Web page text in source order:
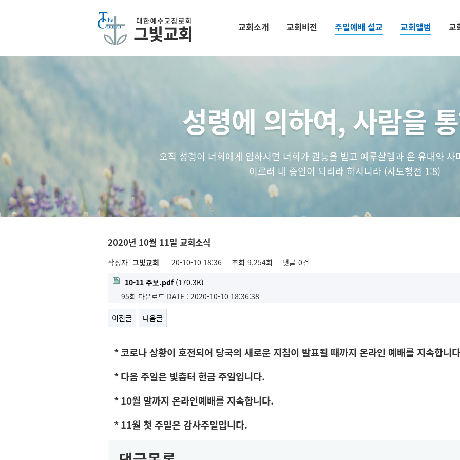
교회소개 교회비전 주일예배 설교 교회앨범 교
성령에 의하여, 사람을
오직 성령이 너희에게 임하시면 너희가 권능을 받고 예루살렘과 온 유대와 사
이르러 내 증인이 되리라 하시니라 (사도행전 1:8)
2020년 10월 11일 교회소식
작성자 그빛교회 20-10-10 18:36 조회 9,254회 댓글 0건
10-11 주보.pdf(170.3K)
95회 다운로드 DATE : 2020-10-10 18:36:38
이전글 다음글
*코로나 상황이 호전되어 당국의 새로운 지침이 발표될 때까지 온라인 예배를 지속합니다
*다음 주일은 빛춤터 헌금 주일입니다.
* 10월 말까지 온라인예배를 지속합니다.
* 11월 첫 주일은 감사주일입니다.